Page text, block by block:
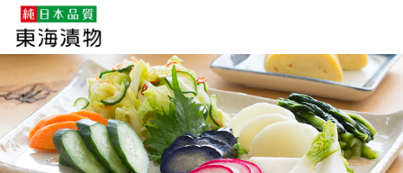
企業・採用情報 社会貢献 品質保証